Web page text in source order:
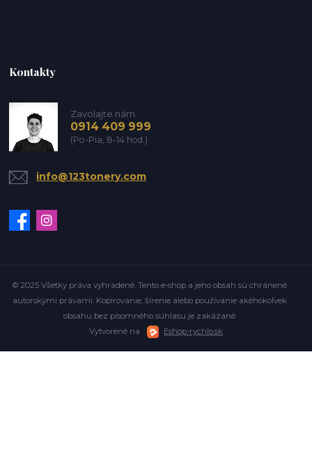
Kontakty
Zavolajte nám.
0914 409 999
(Po-Pia, 8-14 hod.)
info@123tonery.com
© 2025 Všetky práva vyhradené. Tento e-shop a jeho obsah sú chránené
autorskými právami. Kopírovanie, šírenie alebo používanie akéhokoľvek
obsahu bez písomného súhlasu je zakázané.
Vytvorené na
Eshop-rychlo.sk